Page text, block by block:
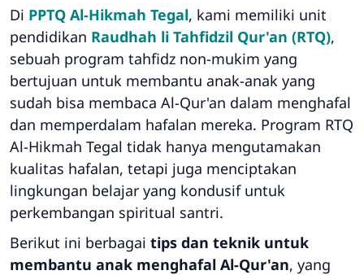
Di PPTQ Al-Hikmah Tegal, kami memiliki unit
pendidikan Raudhah li Tahfidzil Qur'an (RTQ),
sebuah program tahfidz non-mukim yang
bertujuan untuk membantu anak-anak yang
sudah bisa membaca Al-Qur'an dalam menghafal
dan memperdalam hafalan mereka. Program RTQ
Al-Hikmah Tegal tidak hanya mengutamakan
kualitas hafalan, tetapi juga menciptakan
lingkungan belajar yang kondusif untuk
perkembangan spiritual santri.
Berikut ini berbagai tips dan teknik untuk
membantu anak menghafal Al-Qur'an, yang